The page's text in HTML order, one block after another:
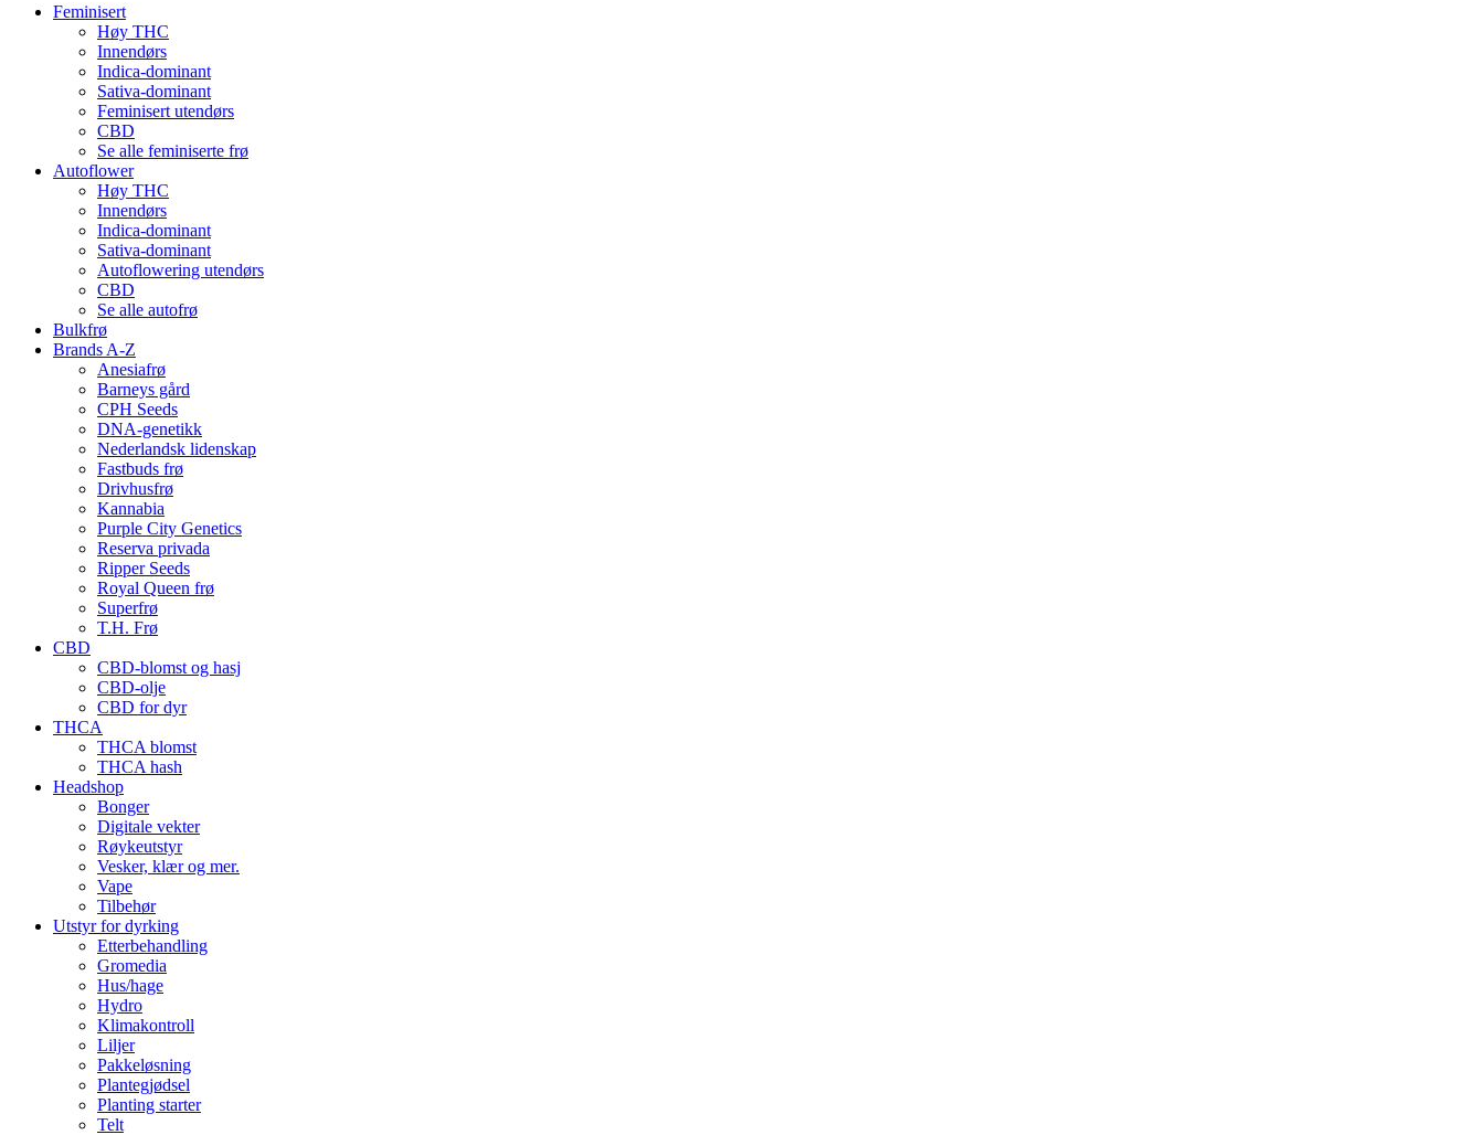
Feminisert
Høy THC
Innendørs
Indica-dominant
Sativa-dominant
Feminisert utendørs
CBD
Se alle feminiserte frø
Autoflower
Høy THC
Innendørs
Indica-dominant
Sativa-dominant
Autoflowering utendørs
CBD
Se alle autofrø
Bulkfrø
Brands A-Z
Anesiafrø
Barneys gård
CPH Seeds
DNA-genetikk
Nederlandsk lidenskap
Fastbuds frø
Drivhusfrø
Kannabia
Purple City Genetics
Reserva privada
Ripper Seeds
Royal Queen frø
Superfrø
T.H. Frø
CBD
CBD-blomst og hasj
CBD-olje
CBD for dyr
THCA
THCA blomst
THCA hash
Headshop
Bonger
Digitale vekter
Røykeutstyr
Vesker, klær og mer.
Vape
Tilbehør
Utstyr for dyrking
Etterbehandling
Gromedia
Hus/hage
Hydro
Klimakontroll
Liljer
Pakkeløsning
Plantegjødsel
Planting starter
Telt